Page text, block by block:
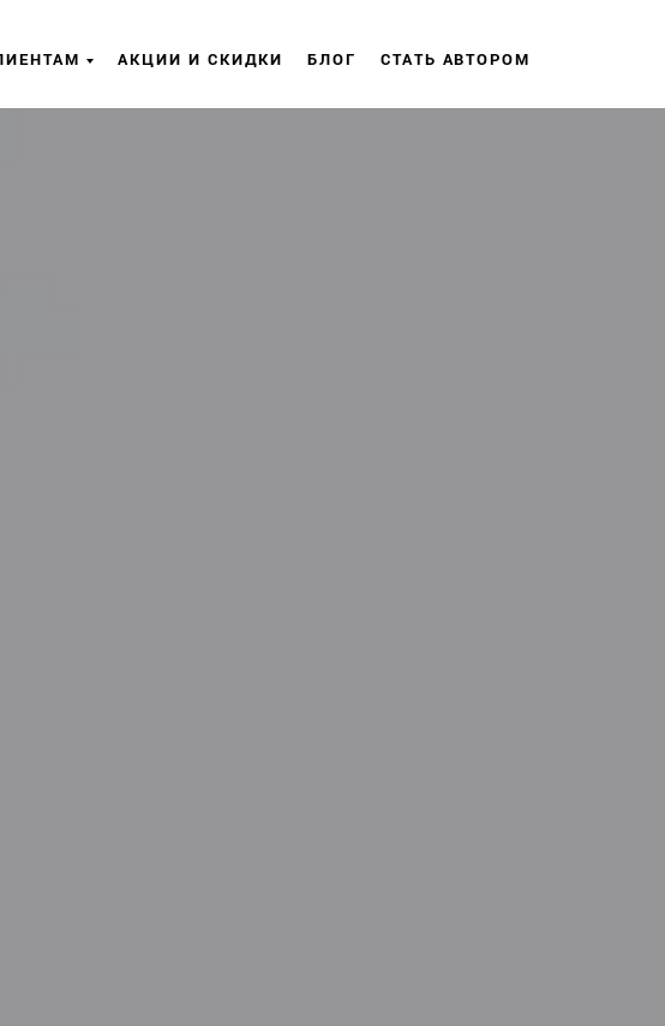
АКЦИИ И СКИДКИ БЛОГ СТАТЬ АВТОРОМ